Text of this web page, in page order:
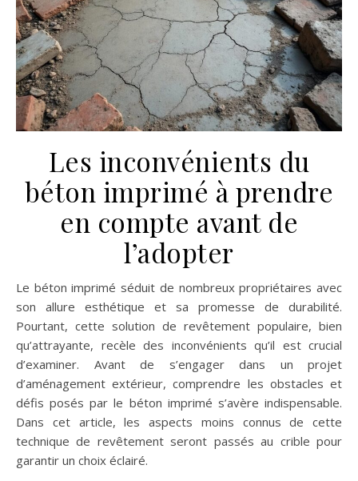
Les inconvénients du
béton imprimé à prendre
en compte avant de
l’adopter
Le béton imprimé séduit de nombreux propriétaires avec
son allure esthétique et sa promesse de durabilité.
Pourtant, cette solution de revêtement populaire, bien
qu’attrayante, recèle des inconvénients qu’il est crucial
d’examiner. Avant de s’engager dans un projet
d’aménagement extérieur, comprendre les obstacles et
défis posés par le béton imprimé s’avère indispensable.
Dans cet article, les aspects moins connus de cette
technique de revêtement seront passés au crible pour
garantir un choix éclairé.